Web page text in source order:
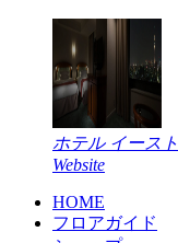
ホテル イース
Website
HOME
フロアガイド